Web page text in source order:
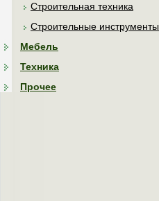
Строительная техника
Строительные инструменты
Мебель
Техника
Прочее